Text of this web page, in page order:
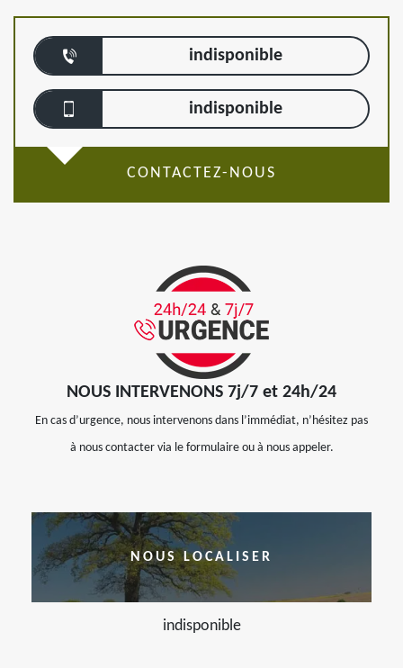
indisponible
indisponible
CONTACTEZ-NOUS
NOUS INTERVENONS 7j/7 et 24h/24
En cas d’urgence, nous intervenons dans l’immédiat, n’hésitez pas
à nous contacter via le formulaire ou à nous appeler.
NOUS LOCALISER
indisponible